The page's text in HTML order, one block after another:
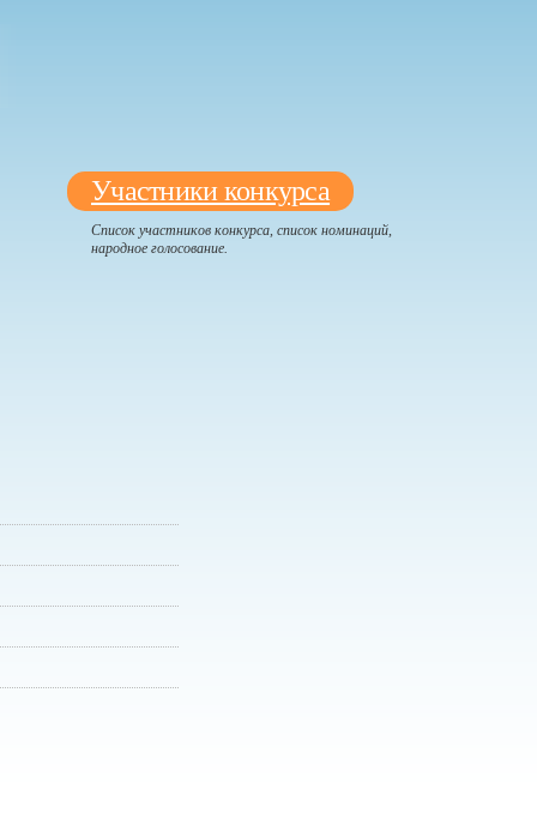
Участники конкурса
Список участников конкурса, список номинаций,
народное голосование.